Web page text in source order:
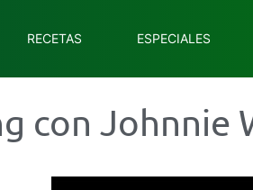
RECETAS ESPECIALES
con Johnnie